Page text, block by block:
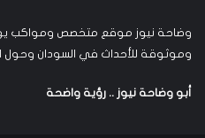
وضاحة نيوز موقع متخصص ومواكب
وموثوقة للأحداث في السودان وحول
أبو وضاحة نيوز .. رؤية واضحة